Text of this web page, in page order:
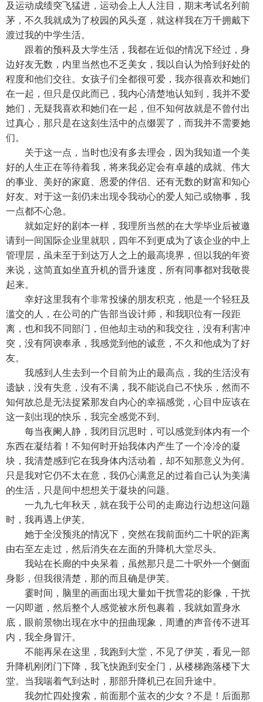
及运动成绩突飞猛进，运动会上人人注目，期末考试名列前
茅，不久我就成为了校园的风头趸，就这样我在万千拥戴下
渡过我的中学生活。
跟着的预科及大学生活，我都在近似的情况下经过，身
边好友无数，内里当然也不乏美女，我以自认为恰到好处的
程度和他们交往。女孩子们全都很可爱，我亦很喜欢和她们
在一起，但只是仅此而已，我内心清楚地认知到，我并不爱
她们，无疑我喜欢和她们在一起，但不知何故就是不曾付出
过真心，那只是在这刻生活中的点缀罢了，而我并不需要她
们。
关于这一点，当时也没有多去理会，因为我知道一个美
好的人生正在等待着我，将来我必定会有卓越的成就、伟大
的事业、美好的家庭、恩爱的伴侣、还有无数的财富和知心
好友。对于这一刻仍未出现令我动心的爱人知己或物事，我
一点都不心急。
就如定好的剧本一样，我理所当然的在大学毕业后被邀
请到一间国际企业里就职，四年不到更成为了该企业的中上
管理层，虽未至于到达万人之上的最高境界，但以我的年资
来说，这简直如坐直升机的晋升速度，所有同事都对我敬畏
起来。
幸好这里我有个非常投缘的朋友积克，他是一个轻狂及
滥交的人，在公司的广告部当设计师，和我职位有一段距
离，也和我不同部门，但他却主动的和我交往，没有利害冲
突，没有阿谀奉承，我感觉到他的诚意，不久和他成为了好
友。
我感到人生去到一个目前为止的最高点，我的生活没有
遗缺，没有失意，没有不满，我不能说自己不快乐，然而不
知何故总是无法捉紧那发自内心的幸福感觉，心目中应该在
这一刻出现的快乐，我完全感觉不到。
每当夜阑人静，我闭目沉思时，可以感觉到体内有一个
东西在凝结着！不知何时开始我体内产生了一个冷冷的凝
块，我清楚感到它在我身体内活动着，却不知那意义为何。
只是我对它仍不太在意，我仍心满意足的过着自己认为美满
的生活，只是间中想想关于凝块的问题。
一九九七年秋天，就在我于公司的走廊边行边想这问题
时，我再遇上伊芙。
她于全没预兆的情况下，突然在我前面约二十呎的距离
由右至左走过，然后消失在左面的升降机大堂尽头。
我站在长廊的中央呆着，虽然那只是二十呎外一个侧面
身影，但我很清楚，那的而且确是伊芙。
霎时间，脑里的画面出现大量如干扰雪花的影像，干扰
一闪即逝，然后整个人感觉被水所包裹着，我就如置身水
底，眼前景物出现在水中的扭曲现象，周遭的声音传不进耳
内，我全身冒汗。
不能再呆在这里，我跑到大堂，不见了伊芙，看见一部
升降机刚闭门下降，我飞快跑到安全门，从楼梯跑落楼下大
堂。当我喘着气到达时，那部升降机已在回升途中。
我勿忙四处搜索，前面那个蓝衣的少女？不是！后面那